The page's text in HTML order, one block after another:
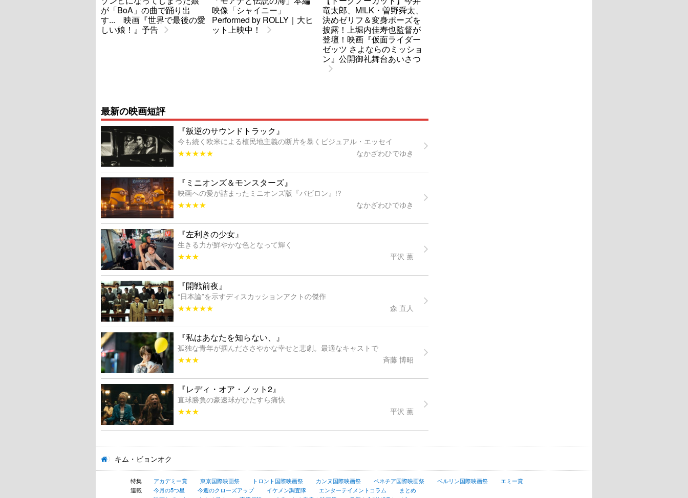
が「BoA」の曲で踊り出
す... 映画『世界で最後の愛
しい娘！』予告
映像「シャイニー」
Performed by ROLLY｜大ヒ
ット上映中！
竜太郎、M!LK・曽野舜太、
決めゼリフ＆変身ポーズを
披露！上堀内佳寿也監督が
登壇！映画『仮面ライダー
ゼッツ さよならのミッショ
ン』公開御礼舞台あいさつ
最新の映画短評
『叛逆のサウンドトラック』
今も続く欧米による植民地主義の断片を暴くビジュアル・エッセイ
★★★★★
なかざわひでゆき
『ミニオンズ＆モンスターズ』
映画への愛が詰まったミニオンズ版『バビロン』!?
★★★★
なかざわひでゆき
『左利きの少女』
生きる力が鮮やかな色となって輝く
★★★
平沢 薫
『開戦前夜』
“日本論”を示すディスカッションアクトの傑作
★★★★★
森 直人
『私はあなたを知らない、』
孤独な青年が掴んだささやかな幸せと悲劇。最適なキャストで
★★★
斉藤 博昭
『レディ・オア・ノット2』
直球勝負の豪速球がひたすら痛快
★★★
平沢 薫
キム・ビョンオク
特集 アカデミー賞 東京国際映画祭 トロント国際映画祭 カンヌ国際映画祭 ベネチア国際映画祭 ベルリン国際映画祭
エミー賞
連載
今月の5つ星 今週のクローズアップ イケメン調査隊 エンターテイメントコラム
まとめ